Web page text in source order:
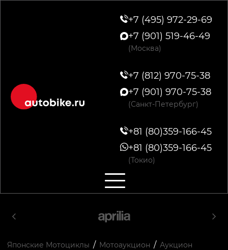
+7 (495) 972-29-69
+7 (901) 519-46-49
(Москва)
+7 (812) 970-75-38
+7 (901) 970-75-38
(Санкт-Петербург)
+81 (80)359-166-45
+81 (80)359-166-45
(Токио)
Японские Мотоциклы / Мотоаукцион / Аукцион